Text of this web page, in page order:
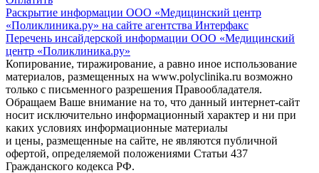
Раскрытие информации ООО «Медицинский центр
«Поликлиника.ру» на сайте агентства Интерфакс
Перечень инсайдерской информации ООО «Медицинский
центр «Поликлиника.ру»
Копирование, тиражирование, а равно иное использование
материалов, размещенных на www.polyclinika.ru возможно
только с письменного разрешения Правообладателя.
Обращаем Ваше внимание на то, что данный интернет-сайт
носит исключительно информационный характер и ни при
каких условиях информационные материалы
и цены, размещенные на сайте, не являются публичной
офертой, определяемой положениями Статьи 437
Гражданского кодекса РФ.